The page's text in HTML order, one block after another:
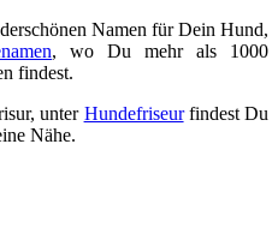
Namen für Dein Hund,
, wo Du mehr als 1000
findest.
unter Hundefriseurfindest Du
Nähe.